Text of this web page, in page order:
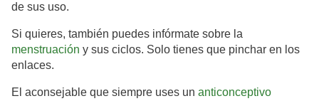
de sus uso.
Si quieres, también puedes infórmate sobre la
menstruación y sus ciclos. Solo tienes que pinchar en los
enlaces.
El aconsejable que siempre uses un anticonceptivo